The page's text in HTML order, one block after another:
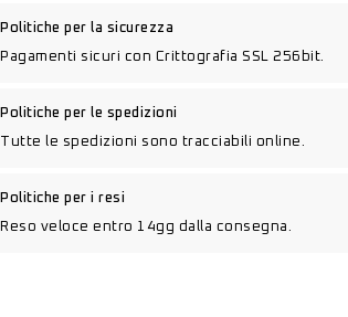
Politiche per la sicurezza
Pagamenti sicuri con Crittografia SSL 256bit.
Politiche per le spedizioni
Tutte le spedizioni sono tracciabili online.
Politiche per i resi
Reso veloce entro 14gg dalla consegna.